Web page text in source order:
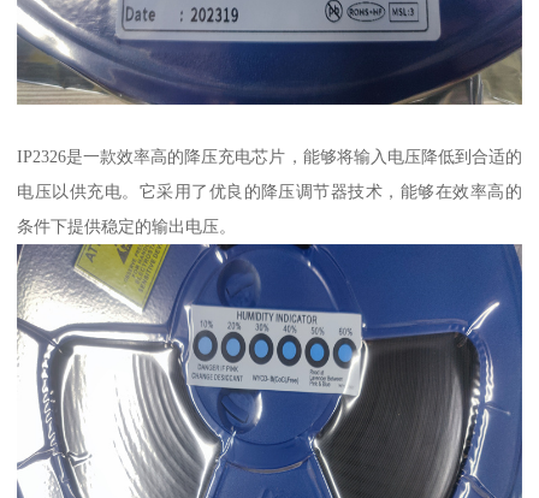
IP2326是一款效率高的降压充电芯片，能够将输入电压降低到合适的
电压以供充电。它采用了优良的降压调节器技术，能够在效率高的
条件下提供稳定的输出电压。